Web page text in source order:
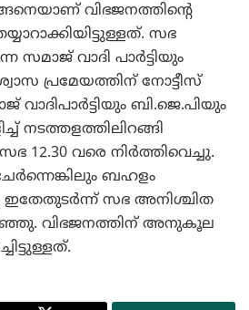
വിഭജനത്തിന്റെ
സഭ
സമാജ് വാദി പാര്‍ട്ടിയും
പ്രമേയത്തിന് നോട്ടീസ്
ബി.ജെ.പിയും
നടത്തളത്തിലിറങ്ങി
12.30 വരെ നിര്‍ത്തിവെച്ചു.
ബഹളം
ഇതേതുടര്‍ന്ന് സഭ അനിശ്ചിത
വിഭജനത്തിന് അനുകൂല